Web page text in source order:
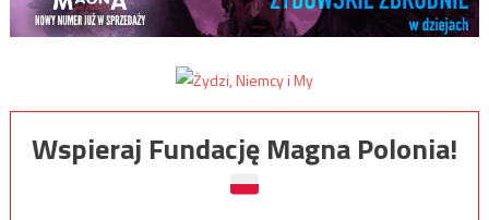
Wspieraj Fundację Magna Polonia!